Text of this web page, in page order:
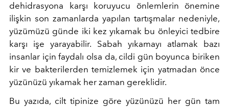
dehidrasyona karşı koruyucu önlemlerin önemine
ilişkin son zamanlarda yapılan tartışmalar nedeniyle,
yüzümüzü günde iki kez yıkamak bu önleyici tedbire
karşı işe yarayabilir. Sabah yıkamayı atlamak bazı
insanlar için faydalı olsa da, cildi gün boyunca biriken
kir ve bakterilerden temizlemek için yatmadan önce
yüzünüzü yıkamak her zaman gereklidir.
Bu yazıda, cilt tipinize göre yüzünüzü her gün tam